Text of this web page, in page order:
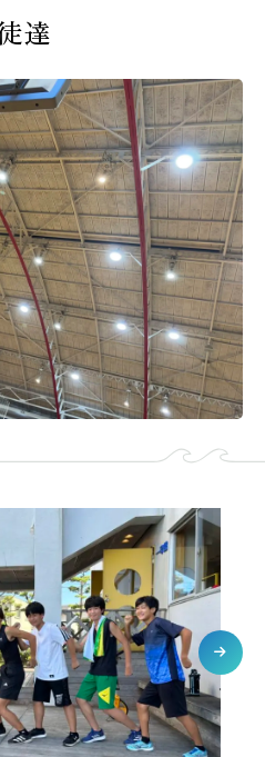
の皆様へ
用情報 資料請求新着情報
て
護方針サイトマップENGLISH
達